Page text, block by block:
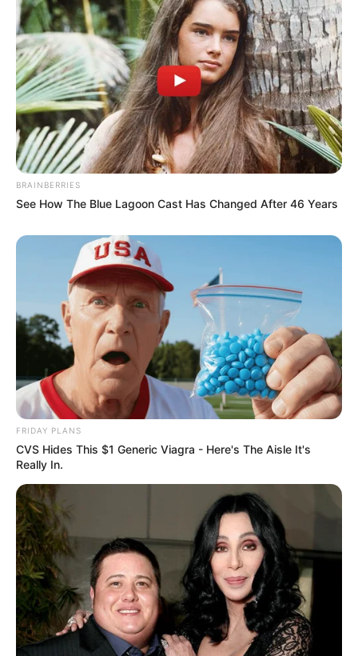
BRAINBERRIES
See How The Blue Lagoon Cast Has Changed After 46 Years
FRIDAY PLANS
CVS Hides This $1 Generic Viagra - Here's The Aisle It's
Really In.